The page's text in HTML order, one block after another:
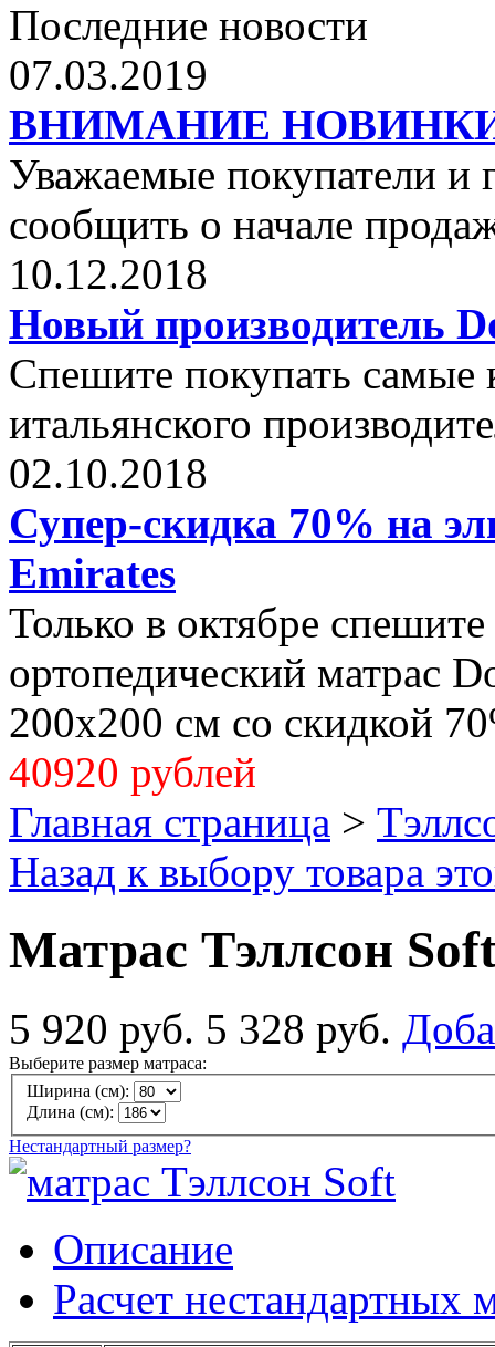
Последние новости
07.03.2019
ВНИМАНИЕ НОВИНКИ
Уважаемые покупатели
сообщить о начале
10.12.2018
Новый производитель
Спешите покупать самые
итальянского
02.10.2018
Супер-скидка 70% на
Emirates
Только в октябре
ортопедический матрас
200x200 см со скидкой
40920 рублей
Главная страница >
Назад к выбору товара
Матрас Тэллсон
5 920 руб. 5 328 руб.
Выберите размер матраса:
Ширина (см):
Длина (см):
Нестандартный размер?
Описание
Расчет нестандартных